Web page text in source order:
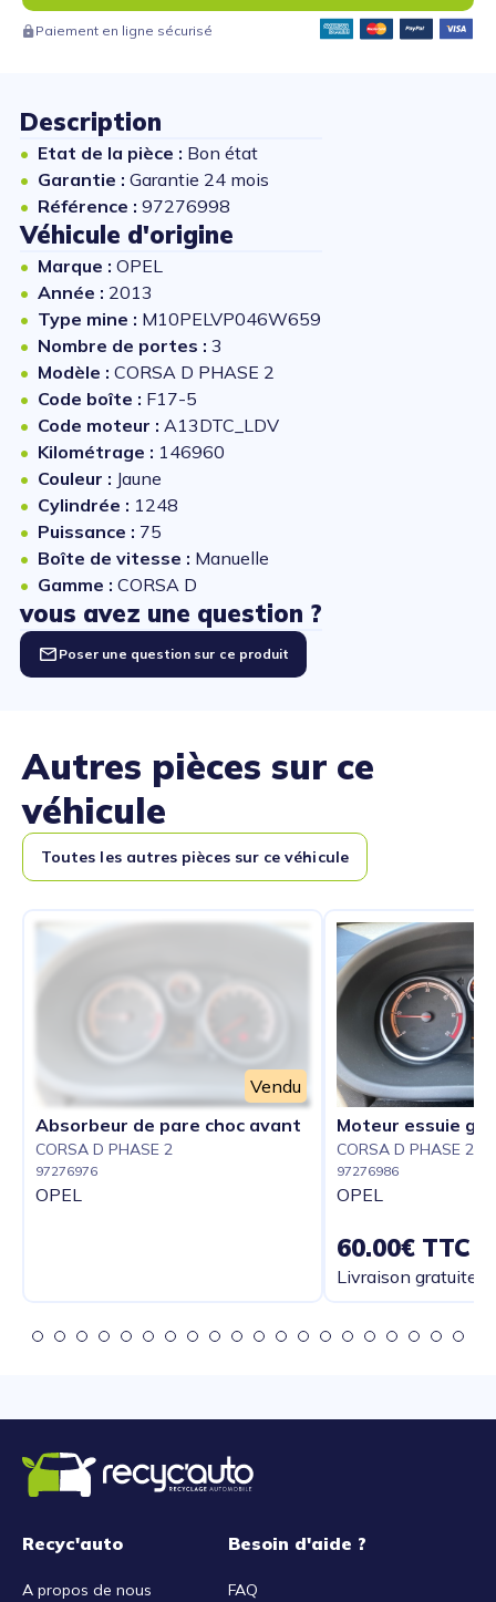
Paiement en ligne sécurisé
Description
Etat de la pièce : Bon état
Garantie : Garantie 24 mois
Référence : 97276998
Véhicule d'origine
Marque : OPEL
Année : 2013
Type mine : M10PELVP046W659
Nombre de portes : 3
Modèle : CORSA D PHASE 2
Code boîte : F17-5
Code moteur : A13DTC_LDV
Kilométrage : 146960
Couleur : Jaune
Cylindrée : 1248
Puissance : 75
Boîte de vitesse : Manuelle
Gamme : CORSA D
vous avez une question ?
Poser une question sur ce produit
Autres pièces sur ce
véhicule
Toutes les autres pièces sur ce véhicule
Vendu
Absorbeur de pare choc avant
CORSA D PHASE 2
97276976
OPEL
Moteur essuie
CORSA D PHASE 2
97276986
OPEL
60.00€ TTC
Livraison gratuite
Recyc'auto
A propos de nous
Besoin d'aide ?
FAQ